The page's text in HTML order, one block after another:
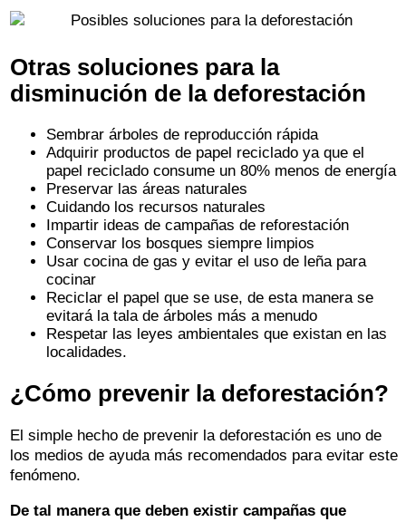
Otras soluciones para la
disminución de la deforestación
Sembrar árboles de reproducción rápida
Adquirir productos de papel reciclado ya que el
papel reciclado consume un 80% menos de energía
Preservar las áreas naturales
Cuidando los recursos naturales
Impartir ideas de campañas de reforestación
Conservar los bosques siempre limpios
Usar cocina de gas y evitar el uso de leña para
cocinar
Reciclar el papel que se use, de esta manera se
evitará la tala de árboles más a menudo
Respetar las leyes ambientales que existan en las
localidades.
¿Cómo prevenir la deforestación?
El simple hecho de prevenir la deforestación es uno de
los medios de ayuda más recomendados para evitar este
fenómeno.
De tal manera que deben existir campañas que